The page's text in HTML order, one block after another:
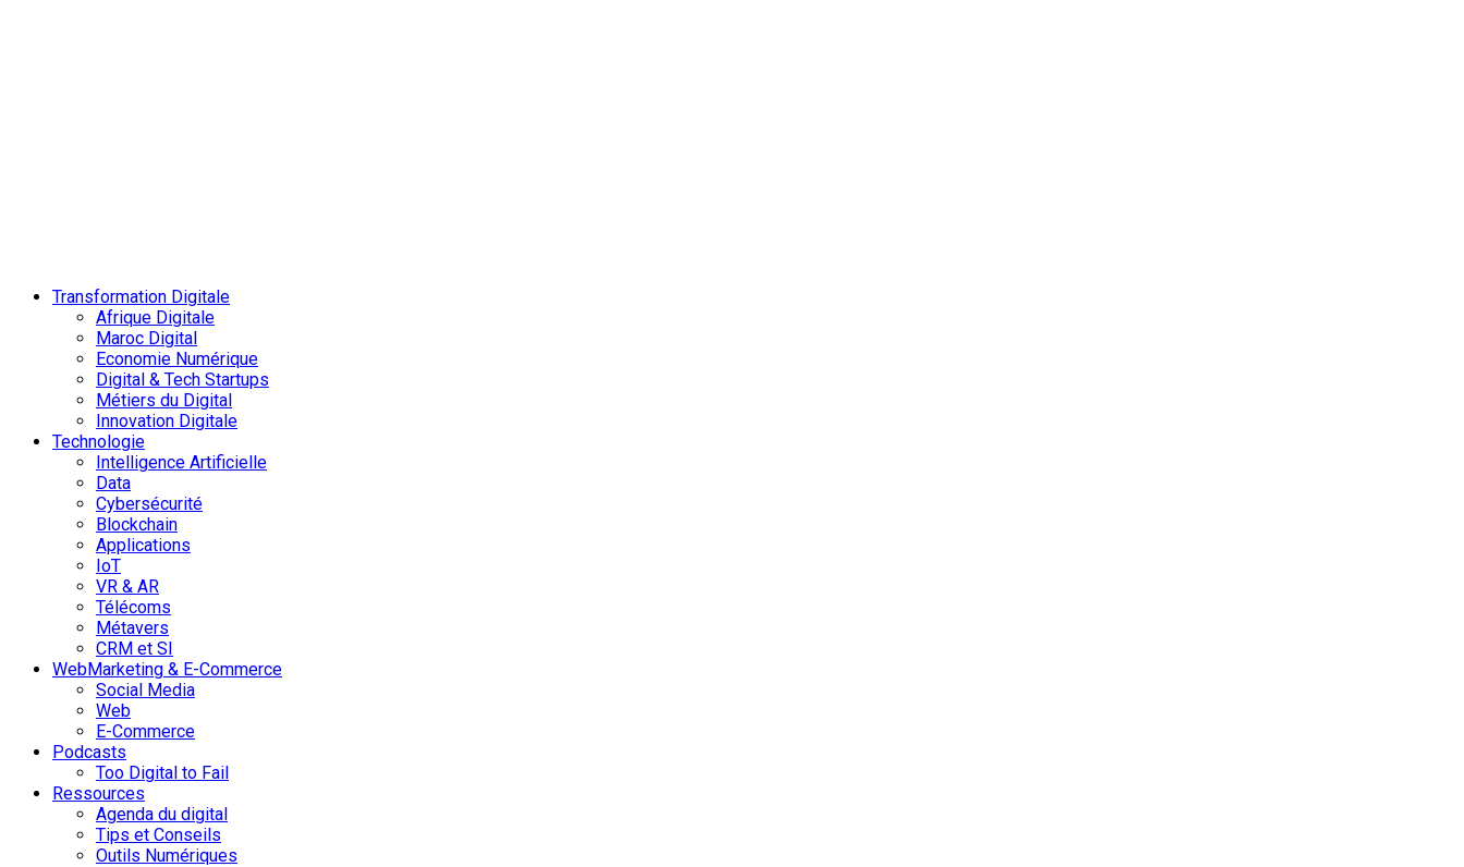
Transformation Digitale
Afrique Digitale
Maroc Digital
Economie Numérique
Digital & Tech Startups
Métiers du Digital
Innovation Digitale
Technologie
Intelligence Artificielle
Data
Cybersécurité
Blockchain
Applications
IoT
VR & AR
Télécoms
Métavers
CRM et SI
WebMarketing & E-Commerce
Social Media
Web
E-Commerce
Podcasts
Too Digital to Fail
Ressources
Agenda du digital
Tips et Conseils
Outils Numériques